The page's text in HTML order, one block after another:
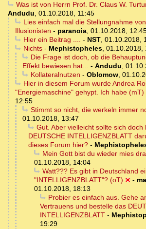
Was ist von Herrn Prof. Dr. Claus W.
Andudu, 01.10.2018, 11:45
Lies einfach mal die Stellungnahme
Illusionisten - paranoia, 01.10.2018,
Hier ein Beitrag .... - NST, 01.10.2018,
Nichts- Mephistopheles, 01.10.2018,
Die Frage ist doch, ob die
Effekt bewiesen hat... - Andudu,
Kollateralnutzen - Oblomow,
Hier in diesem Forum wurde Andrea
"Energiemaschine" gehypt. Ich habe (mT)
12:55
Stimmt so nicht, die werkeln immer
01.10.2018, 13:47
Gut. Aber vielleicht sollte sich doch
DEUTSCHE INTELLIGENZBLATT
dieses Forum hier? -
Mein Gott bist du wieder mies
01.10.2018, 14:04
Watt??? Es gibt in Deutschland
"INTELLIGENZBLATT"? (oT)
-
01.10.2018, 18:13
Probier es einfach aus. Gehe
Vertrauens und bestelle das
INTELLIGENZBLATT -
19:29